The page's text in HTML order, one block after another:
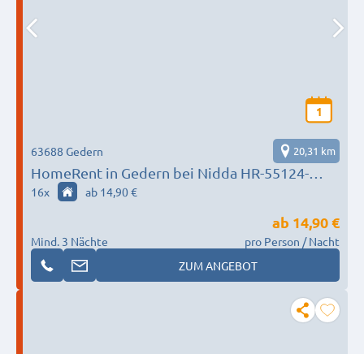
1
HomeRent in Gedern bei Nidda HR-55124-
gedern
63688 Gedern 20,31 km
16x ab 14,90 €
Mind. 3 Nächte
ab 14,90 €
pro Person / Nacht
ZUM ANGEBOT